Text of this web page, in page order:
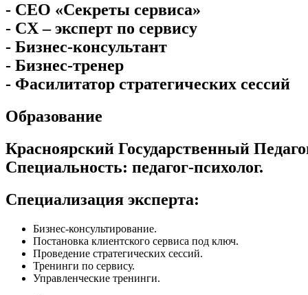
- СЕО «Секреты сервиса»
- CX – эксперт по сервису
- Бизнес-консультант
- Бизнес-тренер
- Фасилитатор стратегических сессий
Образование
Красноярский Государственный
Специальность: педагог-психолог.
Специализация эксперта:
Бизнес-консультирование.
Постановка клиентского сервиса под ключ.
Проведение стратегических сессий.
Тренинги по сервису.
Управленческие тренинги.